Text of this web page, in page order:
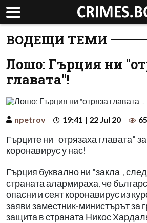
ВОДЕЩИ ТЕМИ
Лошо: Гърция ни
главата"!
npetrov 19:41 | 22 Jul 20
Гърците ни "отрязаха главата"
коронавирус у нас!
Гърция буквално ни "закла",
страната алармираха, че
опасни и сеят коронавирус из
заяви заместник-министърът за
защита в страната Никос